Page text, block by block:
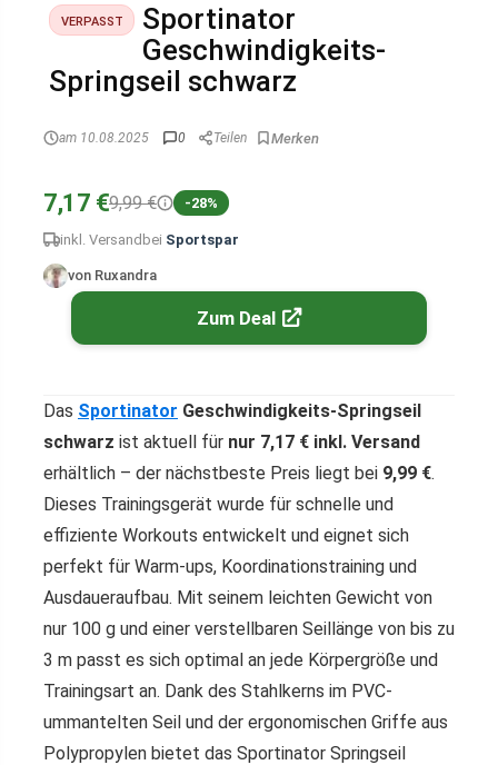
VERPASST
Sportinator
Geschwindigkeits-
Springseil schwarz
am 10.08.2025 0 Teilen
7,17 €9,99 € -28%
inkl. Versand bei Sportspar
von Ruxandra
Zum Deal
Das Sportinator Geschwindigkeits-Springseil
schwarz ist aktuell für nur 7,17 € inkl. Versand
erhältlich – der nächstbeste Preis liegt bei 9,99 €.
Dieses Trainingsgerät wurde für schnelle und
effiziente Workouts entwickelt und eignet sich
perfekt für Warm-ups, Koordinationstraining und
Ausdaueraufbau. Mit seinem leichten Gewicht von
nur 100 g und einer verstellbaren Seillänge von bis zu
3 m passt es sich optimal an jede Körpergröße und
Trainingsart an. Dank des Stahlkerns im PVC-
ummantelten Seil und der ergonomischen Griffe aus
Polypropylen bietet das Sportinator Springseil